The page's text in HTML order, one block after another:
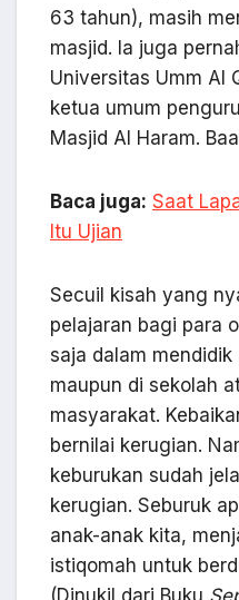
63 tahun), masih
masjid. Ia juga
Universitas Umm Al
ketua umum
Masjid Al Haram.
Baca juga: Saat
Itu Ujian
Secuil kisah yang
pelajaran bagi para
saja dalam
maupun di sekolah
masyarakat.
bernilai kerugian.
keburukan sudah
kerugian. Seburuk
anak-anak kita,
istiqomah untuk
(Dinukil dari Buku